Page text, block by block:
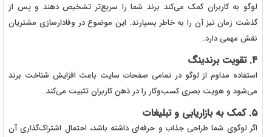
لوگو به کاربران کمک می‌کند برند شما را سریع‌تر تشخیص دهند و پس از
گذشت زمان نیز آن را به خاطر بسپارند. این موضوع در وفادارسازی مشتریان
نقش مهمی دارد.
۴. تقویت برندینگ
استفاده مداوم از لوگو در تمامی صفحات سایت باعث افزایش شناخت برند
می‌شود و هویت بصری کسب‌وکار را در ذهن کاربران تثبیت می‌کند.
۵. کمک به بازاریابی و تبلیغات
اگر لوگوی شما طراحی جذاب و حرفه‌ای داشته باشد، احتمال اشتراک‌گذاری آن